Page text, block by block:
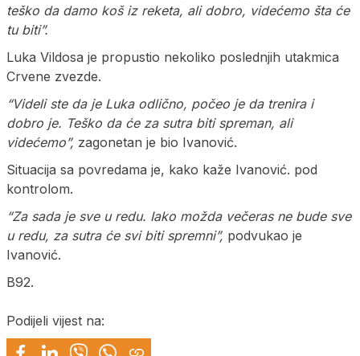
teško da damo koš iz reketa, ali dobro, videćemo šta će
tu biti”.
Luka Vildosa je propustio nekoliko poslednjih utakmica
Crvene zvezde.
“Videli ste da je Luka odlično, počeo je da trenira i
dobro je. Teško da će za sutra biti spreman, ali
videćemo”, zagonetan je bio Ivanović.
Situacija sa povredama je, kako kaže Ivanović. pod
kontrolom.
“Za sada je sve u redu. Iako možda večeras ne bude sve
u redu, za sutra će svi biti spremni”, podvukao je
Ivanović.
B92.
Podijeli vijest na: